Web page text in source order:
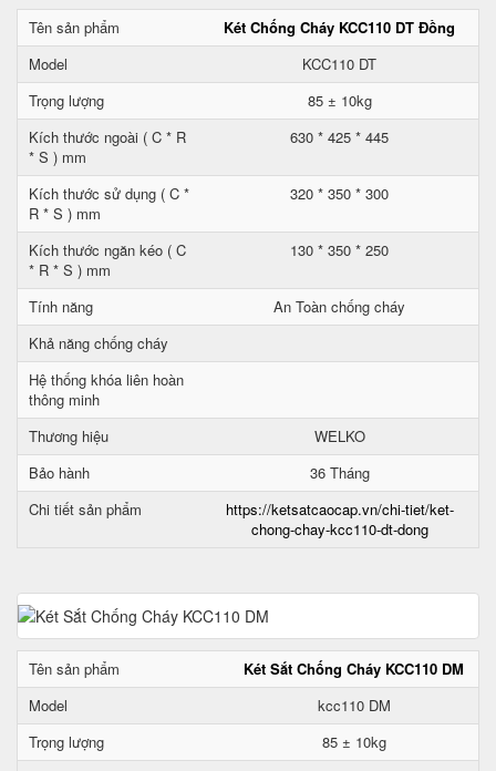
Tên sản phẩm
Két Chống Cháy KCC110 DT Đồng
Model
KCC110 DT
Trọng lượng
85 ± 10kg
Kích thước ngoài ( C * R
* S ) mm
630 * 425 * 445
Kích thước sử dụng ( C *
R * S ) mm
320 * 350 * 300
Kích thước ngăn kéo ( C
* R * S ) mm
130 * 350 * 250
Tính năng
An Toàn chống cháy
Khả năng chống cháy
Hệ thống khóa liên hoàn
thông minh
Thương hiệu
WELKO
Bảo hành
36 Tháng
Chi tiết sản phẩm
https://ketsatcaocap.vn/chi-tiet/ket-
chong-chay-kcc110-dt-dong
Tên sản phẩm
Két Sắt Chống Cháy KCC110 DM
Model
kcc110 DM
Trọng lượng
85 ± 10kg